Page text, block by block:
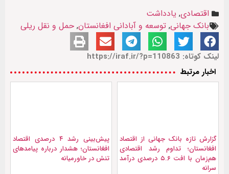
اقتصادی, یادداشت
بانک جهانی, توسعه و آبادانی افغانستان, حمل و نقل ریلی
لینک کوتاه: https://iraf.ir/?p=110863
اخبار مرتبط
گزارش تازه بانک جهانی از اقتصاد
افغانستان؛ تداوم رشد اقتصادی
هم‌زمان با افت ۵.۶ درصدی درآمد
سرانه
پیش‌بینی رشد ۴ درصدی اقتصاد
افغانستان؛ هشدار درباره پیامدهای
تنش‌ در خاورمیانه